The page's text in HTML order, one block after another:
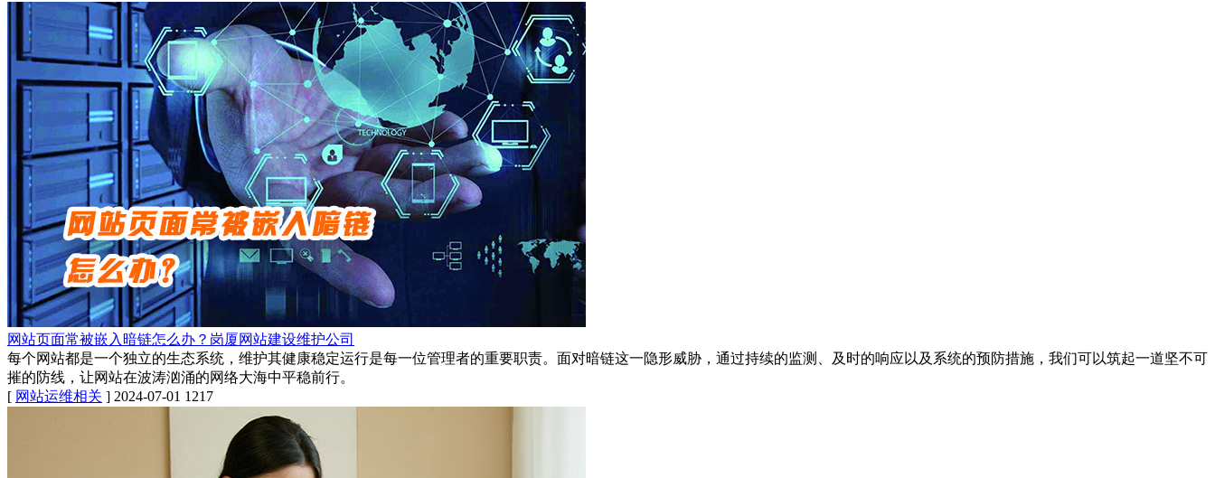
网站页面常被嵌入暗链怎么办？岗厦网站建设维护公司
每个网站都是一个独立的生态系统，维护其健康稳定运行是每一位管理者的重要职责。面对暗链这一隐形威胁，通过持续的监测、及时的响应以及系统的预防措施，我们可以筑起一道坚不可
摧的防线，让网站在波涛汹涌的网络大海中平稳前行。
[ 网站运维相关 ] 2024-07-01 1217